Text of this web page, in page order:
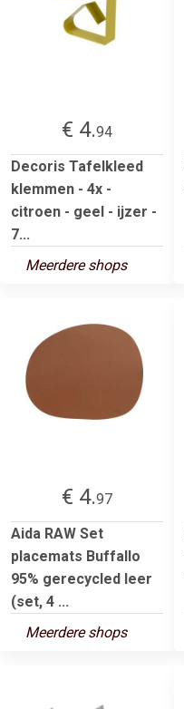
€ 4.94
Decoris Tafelkleed
klemmen - 4x -
citroen - geel - ijzer -
7...
Meerdere shops
€ 4.97
Aida RAW Set
placemats Buffallo
95% gerecycled leer
(set, 4 ...
Meerdere shops